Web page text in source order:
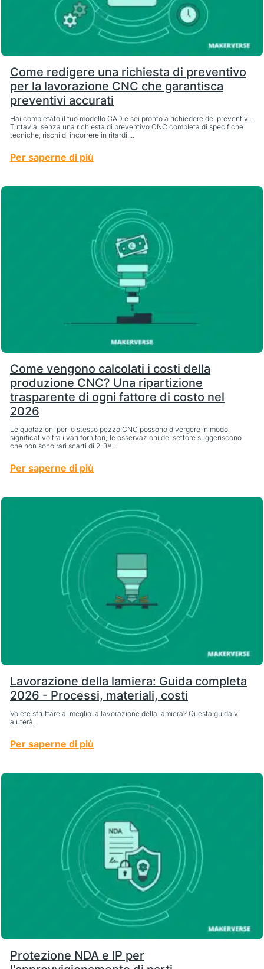
Come redigere una richiesta di preventivo
per la lavorazione CNC che garantisca
preventivi accurati
Hai completato il tuo modello CAD e sei pronto a richiedere dei preventivi.
Tuttavia, senza una richiesta di preventivo CNC completa di specifiche
tecniche, rischi di incorrere in ritardi,...
Per saperne di più
Come vengono calcolati i costi della
produzione CNC? Una ripartizione
trasparente di ogni fattore di costo nel
2026
Le quotazioni per lo stesso pezzo CNC possono divergere in modo
significativo tra i vari fornitori; le osservazioni del settore suggeriscono
che non sono rari scarti di 2-3×...
Per saperne di più
Lavorazione della lamiera: Guida completa
2026 - Processi, materiali, costi
Volete sfruttare al meglio la lavorazione della lamiera? Questa guida vi
aiuterà.
Per saperne di più
Protezione NDA e IP per